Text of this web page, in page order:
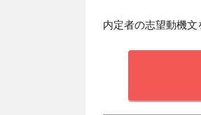
内定者の志望動機文